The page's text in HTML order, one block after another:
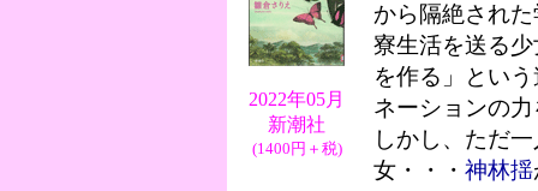
2022年05月
新潮社
(1400円＋税)
から隔絶され
寮生活を送る
を作る」とい
ネーションの
しかし、ただ
女・・・神林揺